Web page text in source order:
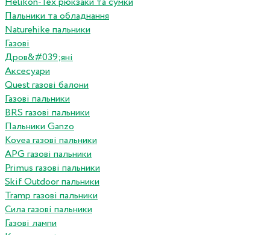
Пальники та обладнання
Naturehike пальники
Газові
Дров&#039;яні
Аксесуари
Quest газові балони
Газові пальники
BRS газові пальники
Пальники Ganzo
Kovea газові пальники
APG газові пальники
Primus газові пальники
Skif Outdoor пальники
Tramp газові пальники
Сила газові пальники
Газові лампи